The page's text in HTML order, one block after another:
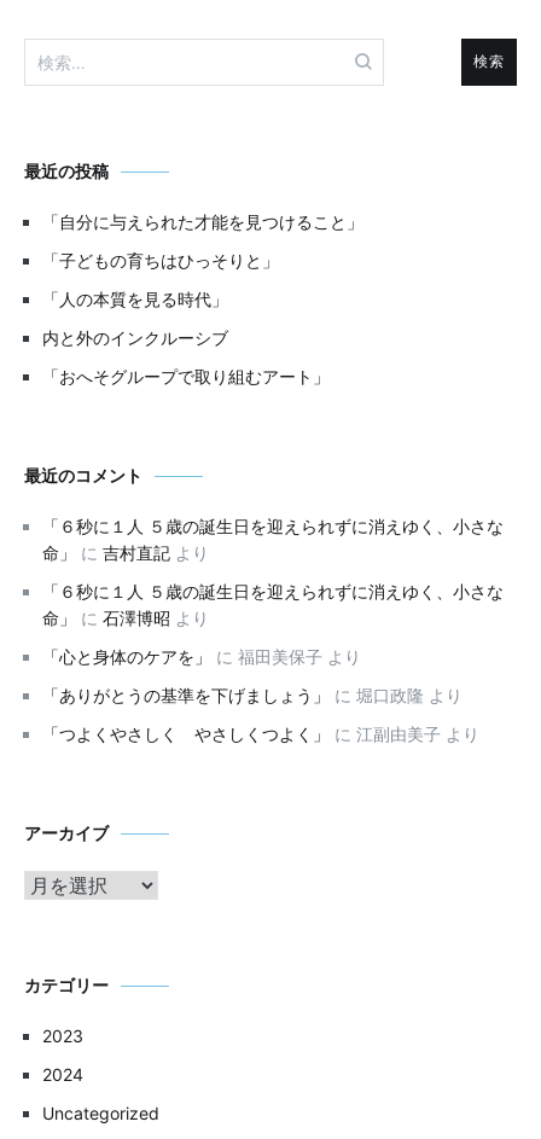
ー
シ
ン
検
索:
最近の投稿
「自分に与えられた才能を見つけること」
「子どもの育ちはひっそりと」
「人の本質を見る時代」
内と外のインクルーシブ
「おへそグループで取り組むアート」
最近のコメント
「６秒に１人 ５歳の誕生日を迎えられずに消えゆく、小さな
命」
に 吉村直記 より
「６秒に１人 ５歳の誕生日を迎えられずに消えゆく、小さな
命」
に 石澤博昭 より
「心と身体のケアを」
に 福田美保子 より
「ありがとうの基準を下げましょう」
に 堀口政隆 より
「つよくやさしく やさしくつよく」
に 江副由美子 より
アーカイブア
カテゴリー
2023
2024
Uncategorized